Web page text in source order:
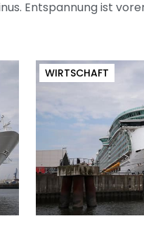
Entspannung ist
WIRTSCHAFT